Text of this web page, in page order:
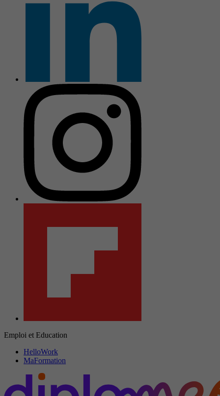
Emploi et Education
HelloWork
MaFormation